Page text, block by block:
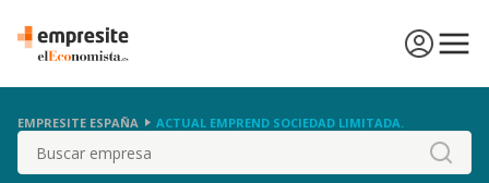
EMPRESITE ESPAÑA ACTUAL EMPREND SOCIEDAD LIMITADA.
Buscar